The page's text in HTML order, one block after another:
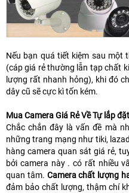
Nếu bạn quá tiết kiệm sau một
(cáp giá rẻ thường lẫn tạp chất
lượng rất nhanh hỏng), khi đó
dây cũ sẽ cực kì tốn kém.
Mua Camera Giá Rẻ Về Tự lắp đặt
Chắc chắn đây là vấn đề mà
những trang mạng như tiki,
hàng camera quan sát giá rẻ,
bởi camera này . có rất nhiều
quan tâm. Camera chất lượng
đảm bảo chất lượng, thậm chí